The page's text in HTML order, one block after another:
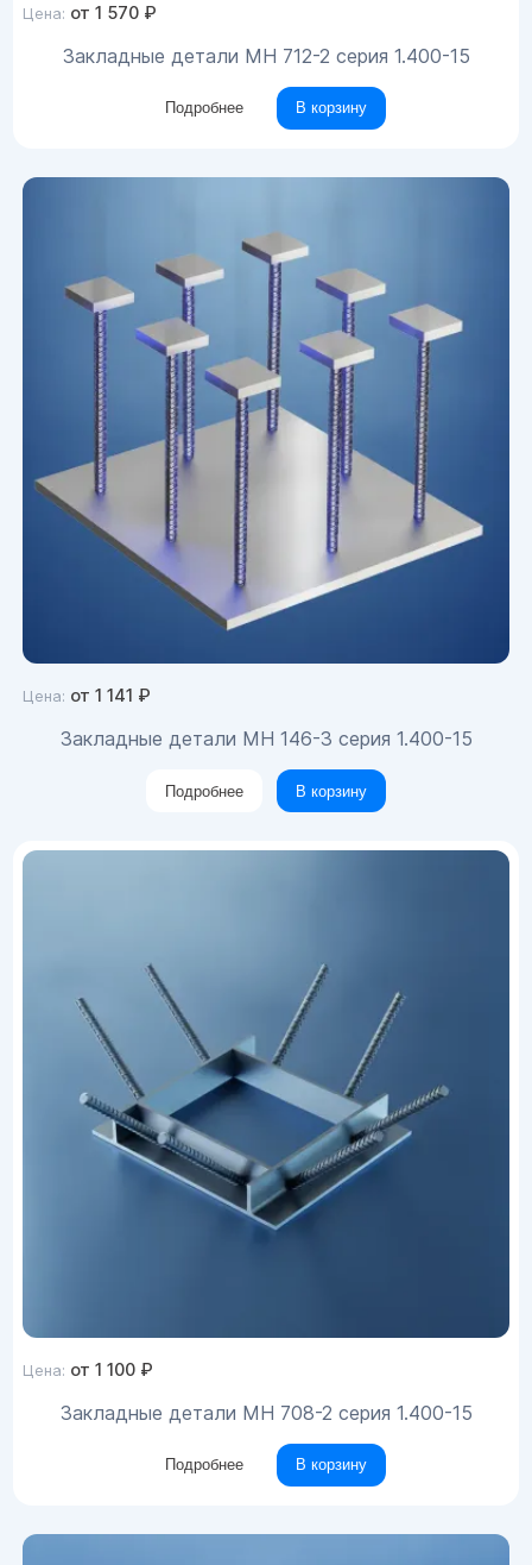
Цена: от1 570 ₽
Закладные детали МН 712-2 серия 1.400-15
Подробнее В корзину
Цена: от1 141 ₽
Закладные детали МН 146-3 серия 1.400-15
Подробнее В корзину
Цена: от1 100 ₽
Закладные детали МН 708-2 серия 1.400-15
Подробнее В корзину